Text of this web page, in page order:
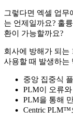
그렇다면 엑셀 업무
는 언제일까요? 훌
환이 가능할까요?
회사에 방해가 되는
사용할 때 발생하는
중앙 집중식
PLM이 오류
PLM을 통해
Centric PLM™